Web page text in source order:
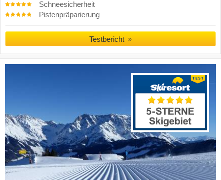
Schneesicherheit
Pistenpräparierung
Testbericht